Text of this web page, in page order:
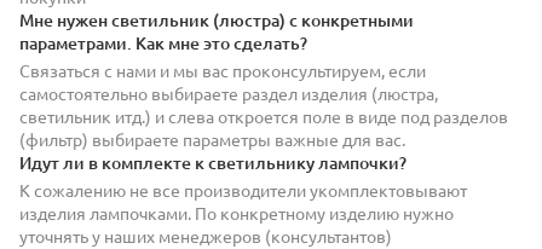
Мне нужен светильник (люстра) с конкретными
параметрами. Как мне это сделать?
Связаться с нами и мы вас проконсультируем, если
самостоятельно выбираете раздел изделия (люстра,
светильник итд.) и слева откроется поле в виде под разделов
(фильтр) выбираете параметры важные для вас.
Идут ли в комплекте к светильнику лампочки?
К сожалению не все производители укомплектовывают
изделия лампочками. По конкретному изделию нужно
уточнять у наших менеджеров (консультантов)